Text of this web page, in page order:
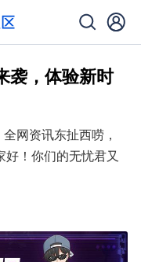
袭，体验新时
网资讯东扯西唠，
！你们的无忧君又